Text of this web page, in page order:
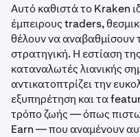
Αυτό καθιστά το Kraken
έμπειρους traders,
θέλουν να αναβαθμίσουν
στρατηγική. Η εστίαση
καταναλωτές λιανικής
αντικατοπτρίζει την
εξυπηρέτηση και τα
τρόπο ζωής — όπως
Earn — που αναμένουν